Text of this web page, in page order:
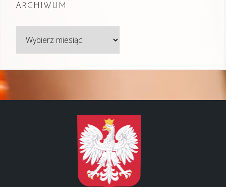
ARCHIWUM